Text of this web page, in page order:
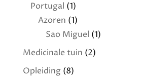
Portugal (1)
Azoren (1)
Sao Miguel (1)
Medicinale tuin (2)
Opleiding(8)